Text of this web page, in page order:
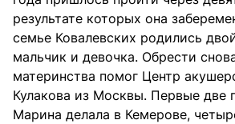
результате которых она
семье Ковалевских родились
мальчик и девочка. Обрести
материнства помог Центр
Кулакова из Москвы. Первые две
Марина делала в Кемерове,